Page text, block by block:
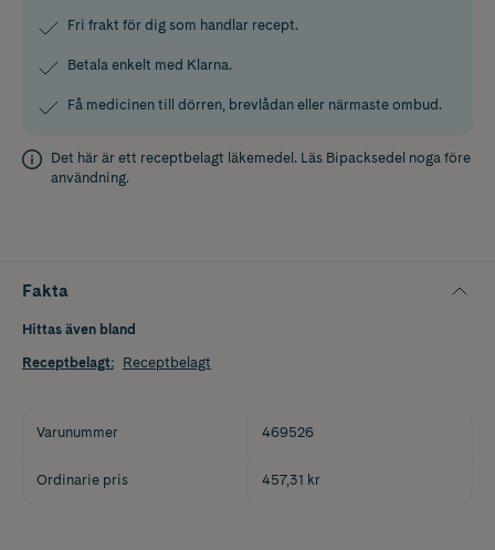
Fri frakt för dig som handlar recept.
Betala enkelt med Klarna.
Få medicinen till dörren, brevlådan eller närmaste ombud.
Det här är ett receptbelagt läkemedel. Läs Bipacksedel noga före
användning.
Fakta
Hittas även bland
Receptbelagt: Receptbelagt
Varunummer 469526
Ordinarie pris 457,31 kr